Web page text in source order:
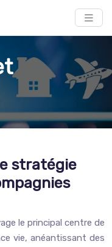
stratégie
le principal centre de
vie, anéantissant des